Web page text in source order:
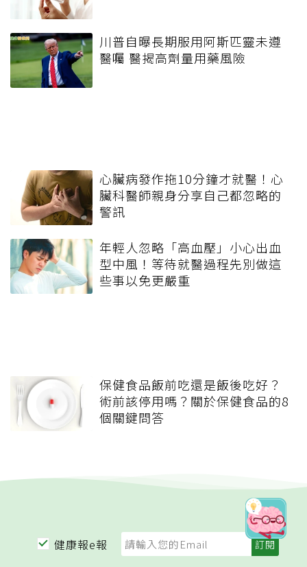
川普自曝長期服用阿斯匹靈未遵
醫囑 醫揭高劑量用藥風險
心臟病發作拖10分鐘才就醫！心
臟科醫師親身分享自己都忽略的
警訊
年輕人忽略「高血壓」小心出血
型中風！等待就醫過程先別做這
些事以免更嚴重
保健食品飯前吃還是飯後吃好？
術前該停用嗎？關於保健食品的8
個關鍵問答
健康報e報